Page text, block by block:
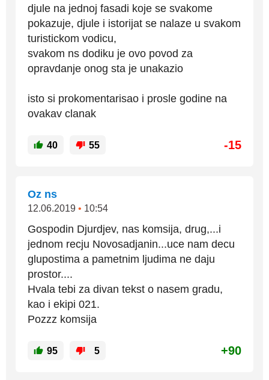
djule na jednoj fasadi koje se svakome
pokazuje, djule i istorijat se nalaze u svakom
turistickom vodicu,
svakom ns dodiku je ovo povod za
opravdanje onog sta je unakazio
isto si prokomentarisao i prosle godine na
ovakav clanak
40 55 -15
Oz ns
12.06.2019 • 10:54
Gospodin Djurdjev, nas komsija, drug,...i
jednom recju Novosadjanin...uce nam decu
glupostima a pametnim ljudima ne daju
prostor....
Hvala tebi za divan tekst o nasem gradu,
kao i ekipi 021.
Pozzz komsija
95 5 +90